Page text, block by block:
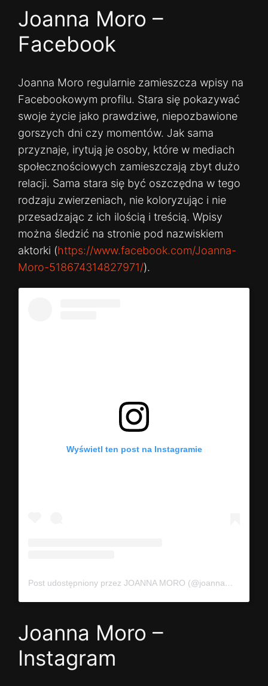
Joanna Moro –
Facebook
Joanna Moro regularnie zamieszcza wpisy na
Facebookowym profilu. Stara się pokazywać
swoje życie jako prawdziwe, niepozbawione
gorszych dni czy momentów. Jak sama
przyznaje, irytują je osoby, które w mediach
społecznościowych zamieszczają zbyt dużo
relacji. Sama stara się być oszczędna w tego
rodzaju zwierzeniach, nie koloryzując i nie
przesadzając z ich ilością i treścią. Wpisy
można śledzić na stronie pod nazwiskiem
aktorki (https://www.facebook.com/Joanna-
Moro-518674314827971/).
Wyświetl ten post na Instagramie
Post udostępniony przez JOANNA MORO (@joannamoro.official)
Joanna Moro –
Instagram